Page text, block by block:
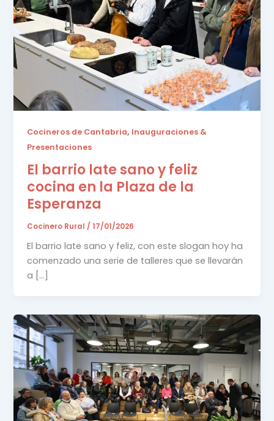
Cocineros de Cantabria, Inauguraciones &
Presentaciones
El barrio late sano y feliz
cocina en la Plaza de la
Esperanza
Cocinero Rural /17/01/2026
El barrio late sano y feliz, con este slogan hoy ha
comenzado una serie de talleres que se llevarán
a […]